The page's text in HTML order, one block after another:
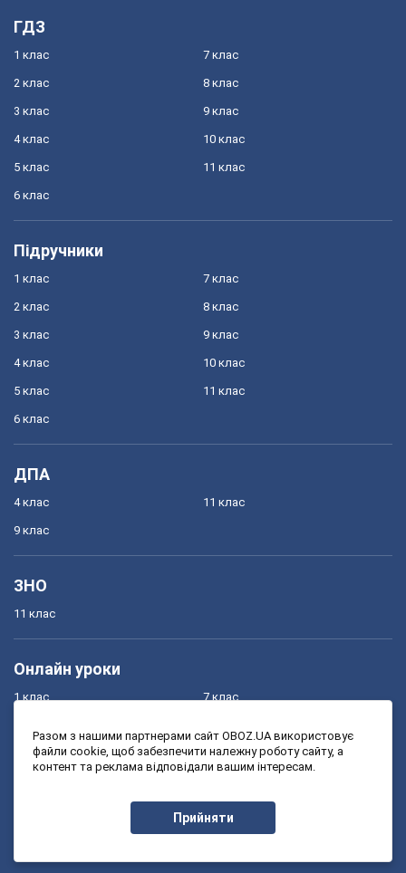
ГДЗ
1 клас
2 клас
3 клас
4 клас
5 клас
6 клас
7 клас
8 клас
9 клас
10 клас
11 клас
Підручники
1 клас
2 клас
3 клас
4 клас
5 клас
6 клас
7 клас
8 клас
9 клас
10 клас
11 клас
ДПА
4 клас
9 клас
11 клас
ЗНО
11 клас
Онлайн уроки
1 клас
3 клас
7 клас
9 клас
Разом з нашими партнерами сайт OBOZ.UA використовує
файли cookie, щоб забезпечити належну роботу сайту, а
контент та реклама відповідали вашим інтересам.
Прийняти